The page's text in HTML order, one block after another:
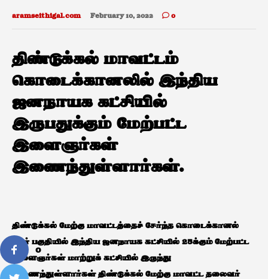
0
aramseithigal.com February 10, 2022 0
திண்டுக்கல் மாவட்டம்
கொடைக்கானலில் இந்திய
ஜனநாயக கட்சியில்
இருபதுக்கும் மேற்பட்ட
இளைஞர்கள்
இணைந்துள்ளார்கள்.
திண்டுக்கல் மேற்கு மாவட்டத்தைச் சேர்ந்த கொடைக்கானல்
நகர் பகுதியில் இந்திய ஜனநாயக கட்சியில் 25க்கும் மேற்பட்ட
இளைஞர்கள் மாற்றுக் கட்சியில் இருந்து
இணைந்துள்ளார்கள் திண்டுக்கல் மேற்கு மாவட்ட தலைவர்